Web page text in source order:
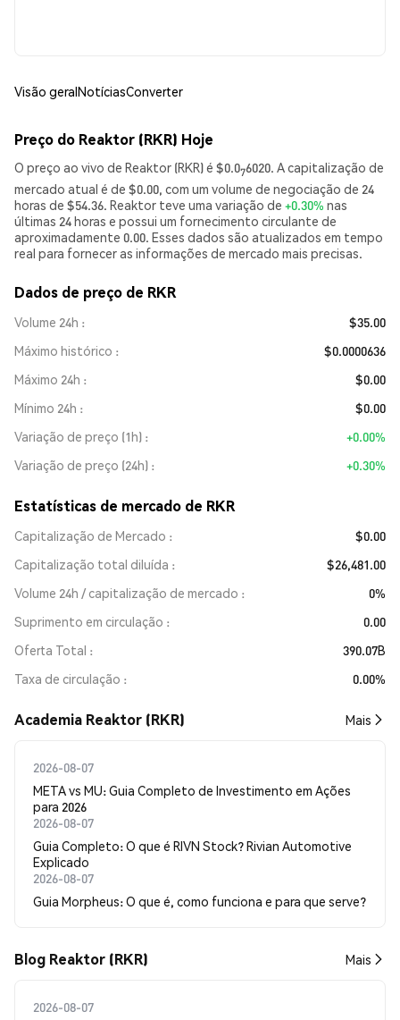
Visão geralNotíciasConverter
Preço do Reaktor (RKR) Hoje
O preço ao vivo de Reaktor (RKR) é $0.076020. A capitalização de
mercado atual é de $0.00, com um volume de negociação de 24
horas de $54.36. Reaktor teve uma variação de +0.30% nas
últimas 24 horas e possui um fornecimento circulante de
aproximadamente 0.00. Esses dados são atualizados em tempo
real para fornecer as informações de mercado mais precisas.
Dados de preço de RKR
Volume 24h
$35.00
Máximo histórico
$0.0000636
Máximo 24h
$0.00
Mínimo 24h
$0.00
Variação de preço (1h)
+0.00%
Variação de preço (24h)
+0.30%
Estatísticas de mercado de RKR
Capitalização de Mercado
$0.00
Capitalização total diluída
$26,481.00
Volume 24h / capitalização de mercado
0%
Suprimento em circulação
0.00
Oferta Total
390.07B
Taxa de circulação
0.00%
Academia Reaktor (RKR) Mais
2026-08-07
META vs MU: Guia Completo de Investimento em Ações
para 2026
2026-08-07
Guia Completo: O que é RIVN Stock? Rivian Automotive
Explicado
2026-08-07
Guia Morpheus: O que é, como funciona e para que serve?
Blog Reaktor (RKR) Mais
2026-08-07